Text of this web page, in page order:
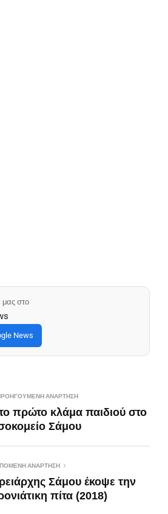
μας στο
News
ΑΝΆΡΤΗΣΗ
πρώτο κλάμα παιδιού στο
Σάμου
ΑΝΆΡΤΗΣΗ
Σάμου έκοψε την
πίτα (2018)